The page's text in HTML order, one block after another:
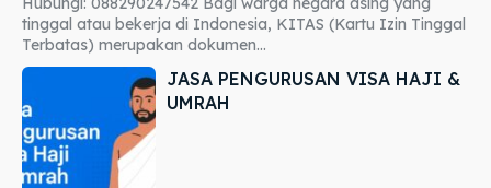
tinggal atau bekerja di Indonesia, KITAS (Kartu Izin Tinggal
Terbatas) merupakan dokumen...
JASA PENGURUSAN VISA HAJI &
UMRAH